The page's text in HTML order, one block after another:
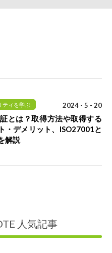
ティを学ぶ 2024 - 5 - 20
とは？取得方法や取得する
・デメリット、ISO27001と
解説
人気記事